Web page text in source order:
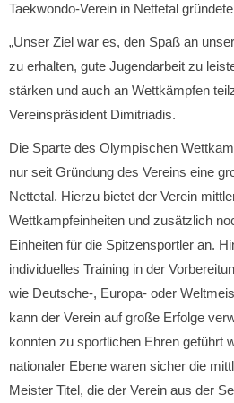
Taekwondo-Verein in Nettetal
„Unser Ziel war es, den Spaß an
zu erhalten, gute Jugendarbeit zu
stärken und auch an Wettkämpfen
Vereinspräsident Dimitriadis.
Die Sparte des Olympischen
nur seit Gründung des Vereins eine
Nettetal. Hierzu bietet der Verein
Wettkampfeinheiten und zusätzlich
Einheiten für die Spitzensportler an.
individuelles Training in der
wie Deutsche-, Europa- oder
kann der Verein auf große Erfolge
konnten zu sportlichen Ehren geführt
nationaler Ebene waren sicher die
Meister Titel, die der Verein aus der